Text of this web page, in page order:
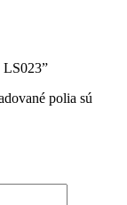
LS023”
polia sú